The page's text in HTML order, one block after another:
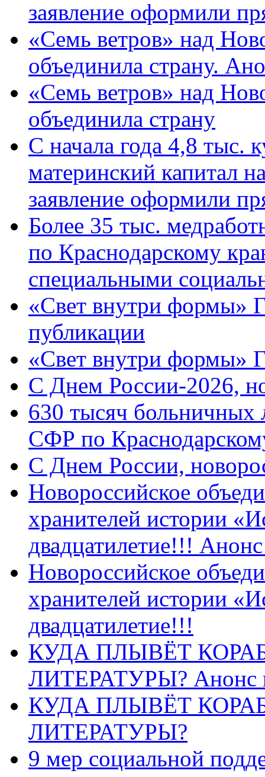
заявление оформили
«Семь ветров» над
объединила страну.
«Семь ветров» над
объединила страну
С начала года 4,8 тыс.
материнский капитал
заявление оформили
Более 35 тыс.
по Краснодарскому
специальными
«Свет внутри формы»
публикации
«Свет внутри формы»
C Днем России-2026,
630 тысяч больничных
СФР по
C Днем России,
Новороссийское
хранителей истории
двадцатилетие!!!
Новороссийское
хранителей истории
двадцатилетие!!!
КУДА ПЛЫВЁТ
ЛИТЕРАТУРЫ? Анонс
КУДА ПЛЫВЁТ
ЛИТЕРАТУРЫ?
9 мер социальной